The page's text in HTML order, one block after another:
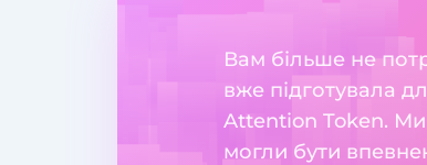
Вам більше не
вже підготувала
Attention Token. Ми
могли бути